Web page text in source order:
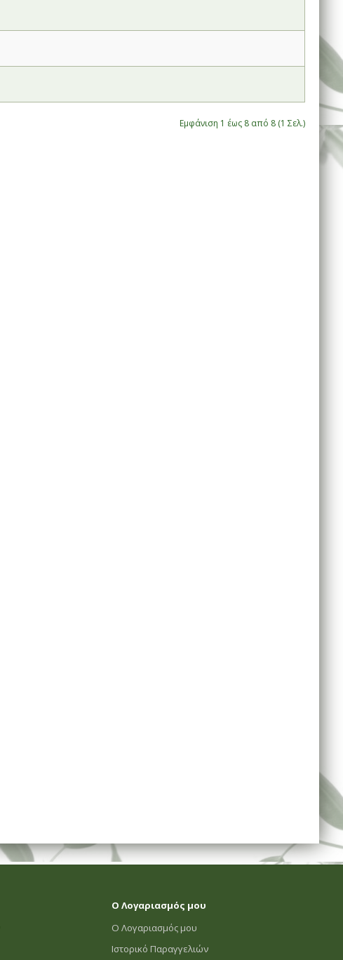
Εμφάνιση 1 έως 8 από 8 (1 Σελ.)
Ο Λογαριασμός μου
Ο Λογαριασμός μου
Ιστορικό Παραγγελιών